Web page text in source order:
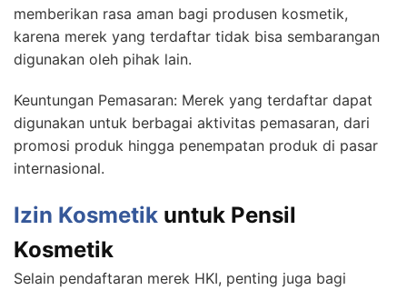
memberikan rasa aman bagi produsen kosmetik,
karena merek yang terdaftar tidak bisa sembarangan
digunakan oleh pihak lain.
Keuntungan Pemasaran: Merek yang terdaftar dapat
digunakan untuk berbagai aktivitas pemasaran, dari
promosi produk hingga penempatan produk di pasar
internasional.
Izin Kosmetik untuk Pensil
Kosmetik
Selain pendaftaran merek HKI, penting juga bagi